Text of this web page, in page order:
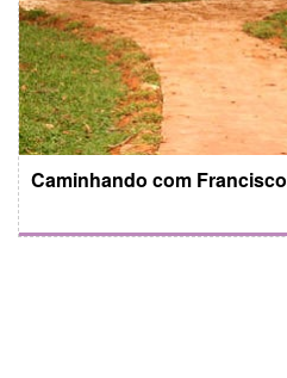
Caminhando com Francisco